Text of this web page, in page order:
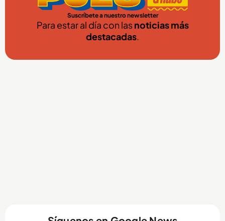
Suscríbete a nuestro newsletter
Para estar al día con lasnoticias más
destacadas.